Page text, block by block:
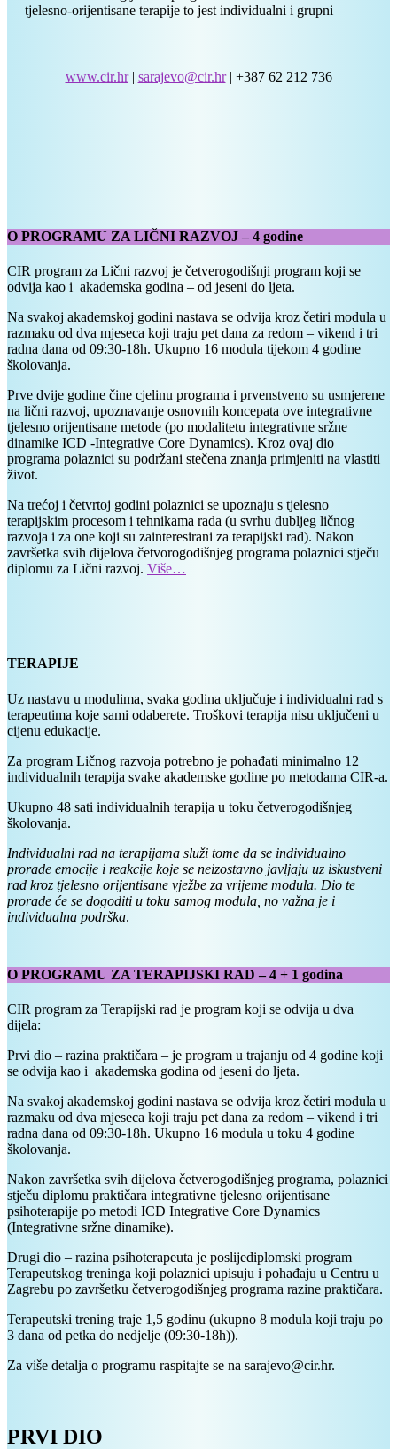
tjelesno-orijentisane terapije to jest individualni i grupni
www.cir.hr| sarajevo@cir.hr| +387 62 212 736
O PROGRAMU ZA LIČNI RAZVOJ – 4 godine
CIR program za Lični razvoj je četverogodišnji program koji se
odvija kao i akademska godina – od jeseni do ljeta.
Na svakoj akademskoj godini nastava se odvija kroz četiri modula u
razmaku od dva mjeseca koji traju pet dana za redom – vikend i tri
radna dana od 09:30-18h. Ukupno 16 modula tijekom 4 godine
školovanja.
Prve dvije godine čine cjelinu programa i prvenstveno su usmjerene
na lični razvoj, upoznavanje osnovnih koncepata ove integrativne
tjelesno orijentisane metode (po modalitetu integrativne sržne
dinamike ICD -Integrative Core Dynamics). Kroz ovaj dio
programa polaznici su podržani stečena znanja primjeniti na vlastiti
život.
Na trećoj i četvrtoj godini polaznici se upoznaju s tjelesno
terapijskim procesom i tehnikama rada (u svrhu dubljeg ličnog
razvoja i za one koji su zainteresirani za terapijski rad). Nakon
završetka svih dijelova četvorogodišnjeg programa polaznici stječu
diplomu za Lični razvoj. Više…
TERAPIJE
Uz nastavu u modulima, svaka godina uključuje i individualni rad s
terapeutima koje sami odaberete. Troškovi terapija nisu uključeni u
cijenu edukacije.
Za program Ličnog razvoja potrebno je pohađati minimalno 12
individualnih terapija svake akademske godine po metodama CIR-a.
Ukupno 48 sati individualnih terapija u toku četverogodišnjeg
školovanja.
Individualni rad na terapijama služi tome da se individualno
prorade emocije i reakcije koje se neizostavno javljaju uz iskustveni
rad kroz tjelesno orijentisane vježbe za vrijeme modula. Dio te
prorade će se dogoditi u toku samog modula, no važna je i
individualna podrška.
O PROGRAMU ZA TERAPIJSKI RAD – 4 + 1 godina
CIR program za Terapijski rad je program koji se odvija u dva
dijela:
Prvi dio – razina praktičara – je program u trajanju od 4 godine koji
se odvija kao i akademska godina od jeseni do ljeta.
Na svakoj akademskoj godini nastava se odvija kroz četiri modula u
razmaku od dva mjeseca koji traju pet dana za redom – vikend i tri
radna dana od 09:30-18h. Ukupno 16 modula u toku 4 godine
školovanja.
Nakon završetka svih dijelova četverogodišnjeg programa, polaznici
stječu diplomu praktičara integrativne tjelesno orijentisane
psihoterapije po metodi ICD Integrative Core Dynamics
(Integrativne sržne dinamike).
Drugi dio – razina psihoterapeuta je poslijediplomski program
Terapeutskog treninga koji polaznici upisuju i pohađaju u Centru u
Zagrebu po završetku četverogodišnjeg programa razine praktičara.
Terapeutski trening traje 1,5 godinu (ukupno 8 modula koji traju po
3 dana od petka do nedjelje (09:30-18h)).
Za više detalja o programu raspitajte se na sarajevo@cir.hr.
PRVI DIO